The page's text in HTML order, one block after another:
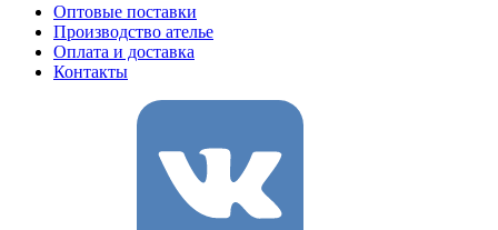
Оптовые поставки
Производство ателье
Оплата и доставка
Контакты